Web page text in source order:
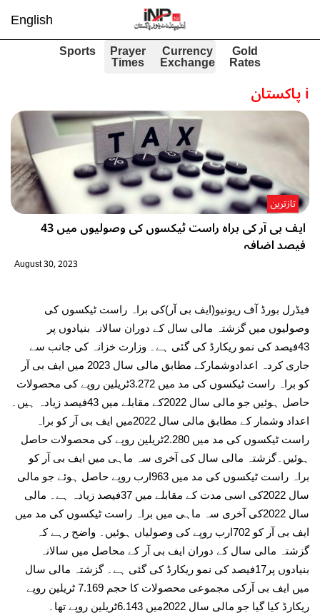
English
Gold
Rates
Currency
Exchange
Prayer
Times
Sports
iپاکستان
ایف بی آر کی براہ راست ٹیکسوں کی وصولیوں میں 43
فیصد اضافہ
تازترین
August 30, 2023
فیڈرل بورڈ آف ریونیو(ایف بی آر)کی براہ راست ٹیکسوں کی
وصولیوں میں گزشتہ مالی سال کے دوران سالانہ بنیادوں پر
43فیصد کی نمو ریکارڈ کی گئی ہے۔ وزارت خزانہ کی جانب سے
جاری کردہ اعدادوشمارکے مطابق مالی سال 2023 میں ایف بی آر
کو براہ راست ٹیکسوں کی مد میں 3.272ٹریلین روپے کی محصولات
حاصل ہوئیں جو مالی سال 2022کے مقابلے میں 43فیصد زیادہ ہیں۔
اعداد وشمار کے مطابق مالی سال 2022میں ایف بی آر کو براہ
راست ٹیکسوں کی مد میں 2.280ٹریلین روپے کی محصولات حاصل
ہوئیں۔گزشتہ مالی سال کی آخری سہ ماہی میں ایف بی آر کو
براہ راست ٹیکسوں کی مد میں 963ارب روپے حاصل ہوئے جو مالی
سال 2022کی اسی مدت کے مقابلے میں 37فیصد زیادہ ہے۔ مالی
سال 2022کی آخری سہ ماہی میں براہ راست ٹیکسوں کی مد میں
ایف بی آر کو 702ارب روپے کی وصولیاں ہوئیں۔ واضح رہے کہ
گزشتہ مالی سال کے دوران ایف بی آر کے محاصل میں سالانہ
بنیادوں پر17فیصد کی نمو ریکارڈ کی گئی ہے۔ گزشتہ مالی سال
میں ایف بی آرکی مجموعی محصولات کا حجم 7.169 ٹریلین روپے
ریکارڈ کیا گیا جو مالی سال 2022میں 6.143ٹریلین روپے تھا۔